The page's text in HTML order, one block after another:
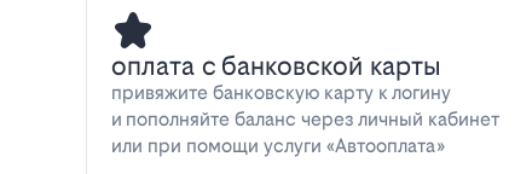
оплата с банковской карты
привяжите банковскую карту к логину
и пополняйте баланс через личный кабинет
или при помощи услуги «Автооплата»